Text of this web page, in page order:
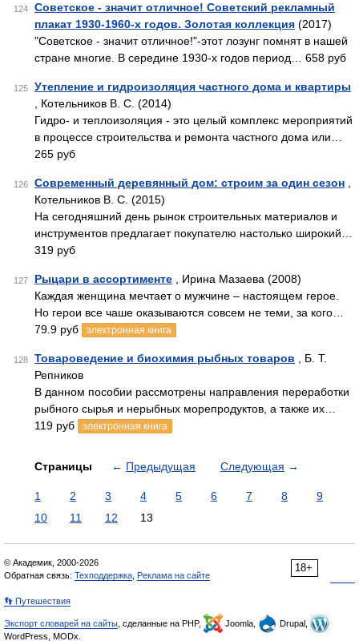
124
Советское - значит отличное! Советский рекламный
плакат 1930-1960-х годов. Золотая коллекция (2017)
"Советское - значит отличное!"-этот лозунг помнят в нашей
стране многие. В середине 1930-х годов период… 658 руб
125
Утепление и гидроизоляция частного дома и квартиры
, Котельников В. С. (2014)
Гидро- и теплоизоляция - это целый комплекс мероприятий
в процессе строительства и ремонта частного дома или…
265 руб
126 Современный деревянный дом: строим за один сезон
Котельников В. С. (2015)
На сегодняшний день рынок строительных материалов и
инструментов предлагает покупателю настолько широкий…
319 руб
127 Рыцари в ассортименте , Ирина Мазаева (2008)
Каждая женщина мечтает о мужчине – настоящем герое.
Но герои все чаше оказываются совсем не теми, за кого…
79.9 руб
электронная книга
128 Товароведение и биохимия рыбных товаров , Б. Т.
Репников
В данном пособии рассмотрены направления переработки
рыбного сырья и нерыбных морепродуктов, а также их…
119 руб
электронная книга
Страницы ← Предыдущая Следующая →
1 2 3 4 5 6 7 8
9
10
11 12 13
18+
© Академик, 2000-2026
Обратная связь: Техподдержка Реклама на сайте
👣 Путешествия
Экспорт словарей на сайты , сделанные на PHP, Joomla,
Drupal,
WordPress, MODx.